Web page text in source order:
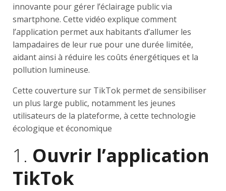
innovante pour gérer l’éclairage public via
smartphone. Cette vidéo explique comment
l’application permet aux habitants d’allumer les
lampadaires de leur rue pour une durée limitée,
aidant ainsi à réduire les coûts énergétiques et la
pollution lumineuse.
Cette couverture sur TikTok permet de sensibiliser
un plus large public, notamment les jeunes
utilisateurs de la plateforme, à cette technologie
écologique et économique​
1. Ouvrir l’application
TikTok